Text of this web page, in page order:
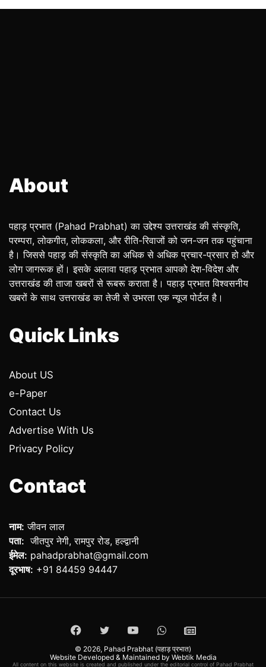
About
पहाड़ प्रभात (Pahad Prabhat) का उद्देश्य उत्तराखंड की संस्कृति,
परम्परा, लोकगीत, लोककला, और रीति-रिवाजों को जन-जन तक पहुंचाना
है। जिससे पहाड़ की संस्कृति का अधिक से अधिक प्रचार-प्रसार हो और
लोग जागरूक हों। इसके अलावा पहाड़ प्रभात आपको देश-विदेश और
उत्तराखंड की ताजा खबरों से रूबरू कराता है। पहाड़ प्रभात विश्वसनीय
खबरों के साथ उत्तराखंड का तेजी से उभरता एक न्यूज पोर्टल है।
Quick Links
About US
e-Paper
Contact Us
Advertise With Us
Privacy Policy
Contact
नाम: जीवन लाल
पता: जीतपुर नेगी, रामपुर रोड, हल्द्वानी
ईमेल: pahadprabhat@gmail.com
दूरभाष: +91 84459 94447
Facebook
TwitterYouTubeWhatsApp
ePaper
© 2026, Pahad Prabhat (पहाड़ प्रभात)
Website Developed & Maintained by Webtik Media
All content on this website is created and published under the editorial control of Pahad Prabhat